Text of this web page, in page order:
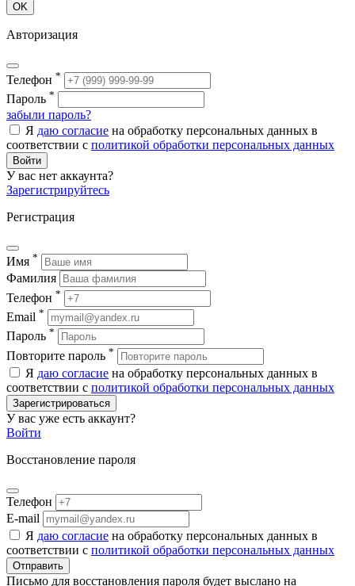
OK
Авторизация
Телефон *
Пароль *
забыли пароль?
Я даю согласие на обработку персональных данных в
соответствии с политикой обработки персональных данных
Войти
У вас нет аккаунта?
Зарегистрируйтесь
Регистрация
Имя *
Фамилия
Телефон *
Email *
Пароль *
Повторите пароль *
Я даю согласие на обработку персональных данных в
соответствии с политикой обработки персональных данных
Зарегистрироваться
У вас уже есть аккаунт?
Войти
Восстановление пароля
Телефон
E-mail
Я даю согласие на обработку персональных данных в
соответствии с политикой обработки персональных данных
Отправить
Письмо для восстановления пароля будет выслано на